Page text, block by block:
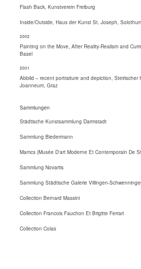
Flash Back, Kunstverein Freiburg
Inside/Outside, Haus der Kunst St. Joseph,
2002
Painting on the Move, After Reality-Realism and
Basel
2001
Abbild – recent portraiture and depiction, Steirischer
Joanneum, Graz
Sammlungen
Städtische Kunstsammlung Darmstadt
Sammlung Biedermann
Mamcs (Musée D'art Moderne Et Contemporain De
Sammlung Novartis
Sammlung Städtische Galerie Villingen-
Collection Bernard Massini
Collection Francois Fauchon Et Brigitte Ferrari
Collection Colas